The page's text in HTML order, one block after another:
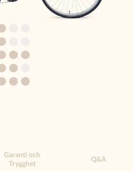
Garanti och
Trygghet
Q&A